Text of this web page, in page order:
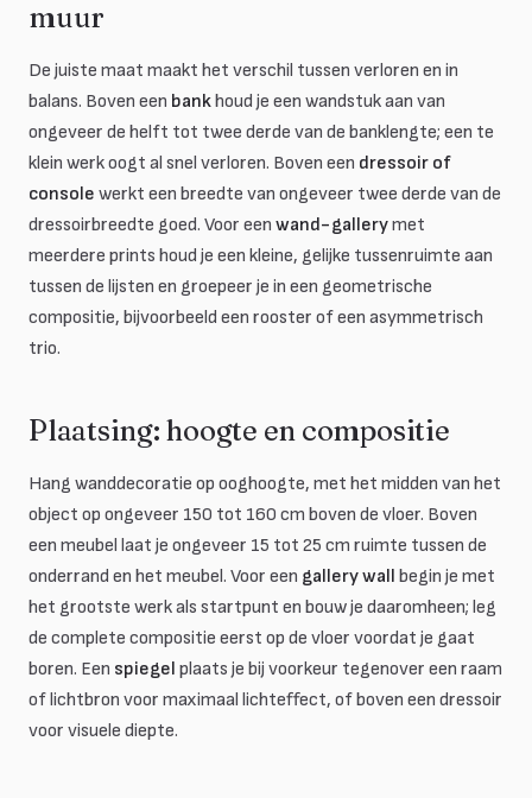
muur
De juiste maat maakt het verschil tussen verloren en in
balans. Boven een bankhoud je een wandstuk aan van
ongeveer de helft tot twee derde van de banklengte; een te
klein werk oogt al snel verloren. Boven een dressoir of
console werkt een breedte van ongeveer twee derde van de
dressoirbreedte goed. Voor een wand-gallerymet
meerdere prints houd je een kleine, gelijke tussenruimte aan
tussen de lijsten en groepeer je in een geometrische
compositie, bijvoorbeeld een rooster of een asymmetrisch
trio.
Plaatsing: hoogte en compositie
Hang wanddecoratie op ooghoogte, met het midden van het
object op ongeveer 150 tot 160 cm boven de vloer. Boven
een meubel laat je ongeveer 15 tot 25 cm ruimte tussen de
onderrand en het meubel. Voor een gallery wall begin je met
het grootste werk als startpunt en bouw je daaromheen; leg
de complete compositie eerst op de vloer voordat je gaat
boren. Een spiegel plaats je bij voorkeur tegenover een raam
of lichtbron voor maximaal lichteffect, of boven een dressoir
voor visuele diepte.